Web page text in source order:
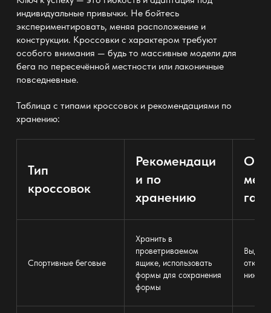
индивидуальныепривычки. Не бойтесь
экспериментировать, меняя расположение и
конструкции. Кроссовки с характером требуют
особого внимания — будь то массивные модели для
бега по пересечённой местности или лаконичные
повседневные.
Таблица с типами кроссовок и рекомендациями по
хранению:
Тип
кроссовок
Рекомендаци
и по
хранению
Спортивные беговые
Хранить в
проветриваемом
ящике, использовать
формы для сохранения
формы